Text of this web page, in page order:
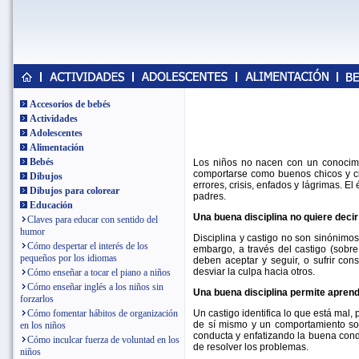
Accesorios de bebés
Actividades
Adolescentes
Alimentación
Bebés
Dibujos
Dibujos para colorear
Educación
Claves para educar con sentido del
humor
Cómo despertar el interés de los
pequeños por los idiomas
Cómo enseñar a tocar el piano a niños
Cómo enseñar inglés a los niños sin
forzarlos
Cómo fomentar hábitos de organización
en los niños
Cómo inculcar fuerza de voluntad en los
niños
Los niños no nacen con un
comportarse como buenos chicos y
errores, crisis, enfados y lágrimas.
padres.
Una buena disciplina no quiere
Disciplina y castigo no son
embargo, a través del castigo
deben aceptar y seguir, o sufrir
desviar la culpa hacia otros.
Una buena disciplina permite
Un castigo identifica lo que está
de sí mismo y un comportamiento
conducta y enfatizando la buena
de resolver los problemas.